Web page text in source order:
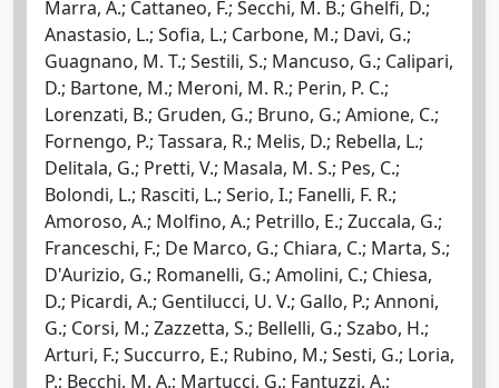
Marra, A.; Cattaneo, F.; Secchi, M. B.; Ghelfi, D.;
Anastasio, L.; Sofia, L.; Carbone, M.; Davi, G.;
Guagnano, M. T.; Sestili, S.; Mancuso, G.; Calipari,
D.; Bartone, M.; Meroni, M. R.; Perin, P. C.;
Lorenzati, B.; Gruden, G.; Bruno, G.; Amione, C.;
Fornengo, P.; Tassara, R.; Melis, D.; Rebella, L.;
Delitala, G.; Pretti, V.; Masala, M. S.; Pes, C.;
Bolondi, L.; Rasciti, L.; Serio, I.; Fanelli, F. R.;
Amoroso, A.; Molfino, A.; Petrillo, E.; Zuccala, G.;
Franceschi, F.; De Marco, G.; Chiara, C.; Marta, S.;
D'Aurizio, G.; Romanelli, G.; Amolini, C.; Chiesa,
D.; Picardi, A.; Gentilucci, U. V.; Gallo, P.; Annoni,
G.; Corsi, M.; Zazzetta, S.; Bellelli, G.; Szabo, H.;
Arturi, F.; Succurro, E.; Rubino, M.; Sesti, G.; Loria,
P.; Becchi, M. A.; Martucci, G.; Fantuzzi, A.;